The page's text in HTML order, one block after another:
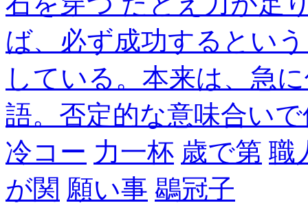
ば、必ず成功するとい
している。本来は、急
語。否定的な意味合い
冷コー 力一杯 歳で第 職
が関 願い事 鶡冠子